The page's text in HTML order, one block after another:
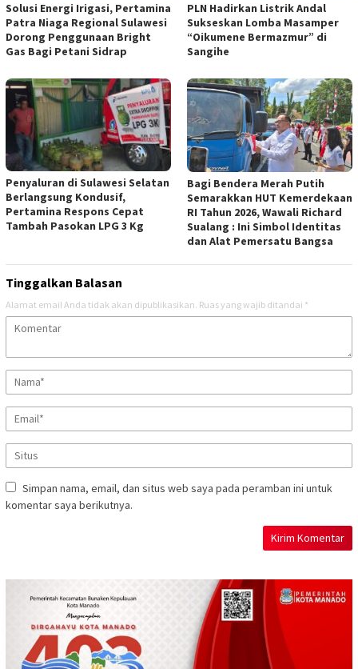
Solusi Energi Irigasi, Pertamina
Patra Niaga Regional Sulawesi
Dorong Penggunaan Bright
Gas Bagi Petani Sidrap
PLN Hadirkan Listrik Andal
Sukseskan Lomba Masamper
“Oikumene Bermazmur” di
Sangihe
Penyaluran di Sulawesi Selatan
Berlangsung Kondusif,
Pertamina Respons Cepat
Tambah Pasokan LPG 3 Kg
Bagi Bendera Merah Putih
Semarakkan HUT Kemerdekaan
RI Tahun 2026, Wawali Richard
Sualang : Ini Simbol Identitas
dan Alat Pemersatu Bangsa
Tinggalkan Balasan
Alamat email Anda tidak akan dipublikasikan. Ruas yang wajib ditandai *
Simpan nama, email, dan situs web saya pada peramban ini untuk
komentar saya berikutnya.